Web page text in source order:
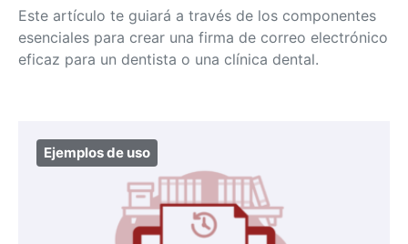
Este artículo te guiará a través de los componentes
esenciales para crear una firma de correo electrónico
eficaz para un dentista o una clínica dental.
Ejemplos de uso